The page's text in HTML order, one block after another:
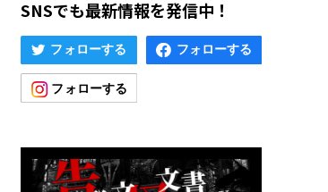
SNSでも最新情報を発信中！